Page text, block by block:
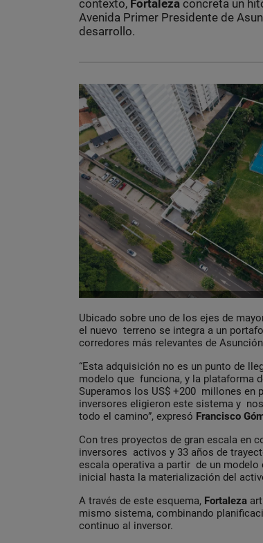
contexto, Fortaleza concreta un
Avenida Primer Presidente de
desarrollo.
Ubicado sobre uno de los ejes de
el nuevo terreno se integra a un
corredores más relevantes de
“Esta adquisición no es un punto de
modelo que funciona, y la plataforma
Superamos los US$ +200 millones en
inversores eligieron este sistema y
todo el camino”, expresó Francisco
Con tres proyectos de gran escala en
inversores activos y 33 años de
escala operativa a partir de un
inicial hasta la materialización del
A través de este esquema, Fortaleza
mismo sistema, combinando
continuo al inversor.